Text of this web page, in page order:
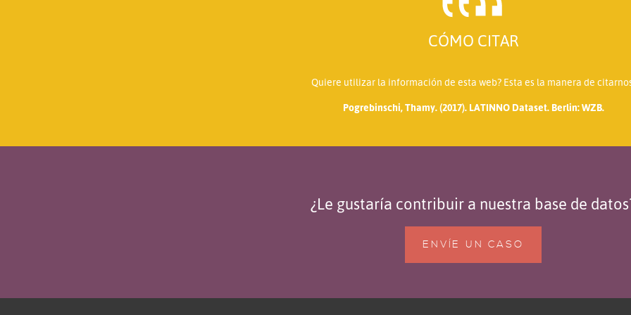
CÓMO CITAR
Quiere utilizar la información de esta web? Esta es la manera de
Pogrebinschi, Thamy. (2017). LATINNO Dataset. Berlin: WZB.
¿Le gustaría contribuir a nuestra base de
ENVÍE UN CASO